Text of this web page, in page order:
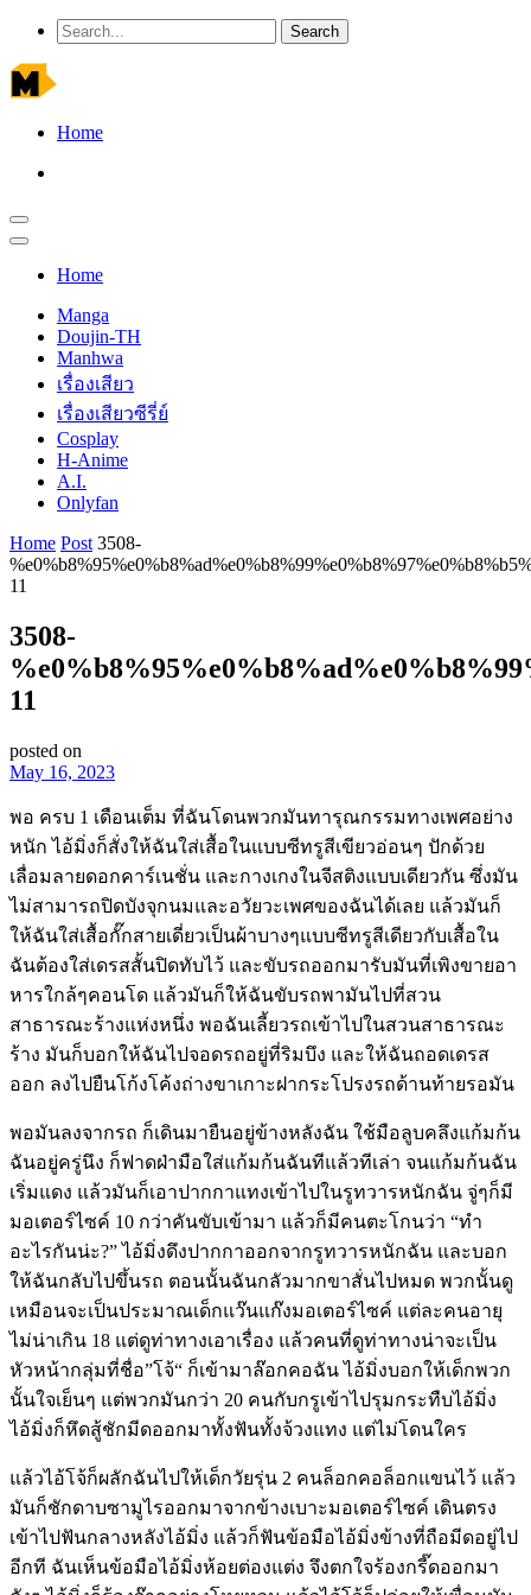
Home
Home
Manga
Doujin-TH
Manhwa
เรื่องเสียว
เรื่องเสียวซีรี่ย์
Cosplay
H-Anime
A.I.
Onlyfan
Home Post 3508-
11
3508-
11
posted on
May 16, 2023
พอ ครบ 1 เดือนเต็ม ที่ฉันโดนพวกมันทารุณกรรมทางเพศอย่าง
หนัก ไอ้มิ่งก็สั่งให้ฉันใส่เสื้อในแบบซีทรูสีเขียวอ่อนๆ ปักด้วย
เลื่อมลายดอกคาร์เนชั่น และกางเกงในจีสติงแบบเดียวกัน ซึ่งมัน
ไม่สามารถปิดบังจุกนมและอวัยวะเพศของฉันได้เลย แล้วมันก็
ให้ฉันใส่เสื้อกั๊กสายเดี่ยวเป็นผ้าบางๆแบบซีทรูสีเดียวกับเสื้อใน
ฉันต้องใส่เดรสสั้นปิดทับไว้ และขับรถออกมารับมันที่เพิงขายอา
หารใกล้ๆคอนโด แล้วมันก็ให้ฉันขับรถพามันไปที่สวน
สาธารณะร้างแห่งหนึ่ง พอฉันเลี้ยวรถเข้าไปในสวนสาธารณะ
ร้าง มันก็บอกให้ฉันไปจอดรถอยู่ที่ริมบึง และให้ฉันถอดเดรส
ออก ลงไปยืนโก้งโค้งถ่างขาเกาะฝากระโปรงรถด้านท้ายรอมัน
พอมันลงจากรถ ก็เดินมายืนอยู่ข้างหลังฉัน ใช้มือลูบคลึงแก้มก้น
ฉันอยู่ครู่นึง ก็ฟาดฝ่ามือใส่แก้มก้นฉันทีแล้วทีเล่า จนแก้มก้นฉัน
เริ่มแดง แล้วมันก็เอาปากกาแทงเข้าไปในรูทวารหนักฉัน จู่ๆก็มี
มอเตอร์ไซค์ 10 กว่าคันขับเข้ามา แล้วก็มีคนตะโกนว่า “ทำ
อะไรกันน่ะ?” ไอ้มิ่งดึงปากกาออกจากรูทวารหนักฉัน และบอก
ให้ฉันกลับไปขึ้นรถ ตอนนั้นฉันกลัวมากขาสั่นไปหมด พวกนั้นดู
เหมือนจะเป็นประมาณเด็กแว๊นแก๊งมอเตอร์ไซค์ แต่ละคนอายุ
ไม่น่าเกิน 18 แต่ดูท่าทางเอาเรื่อง แล้วคนที่ดูท่าทางน่าจะเป็น
หัวหน้ากลุ่มที่ชื่อ”โจ้“ ก็เข้ามาล๊อกคอฉัน ไอ้มิ่งบอกให้เด็กพวก
นั้นใจเย็นๆ แต่พวกมันกว่า 20 คนกับกรูเข้าไปรุมกระทืบไอ้มิ่ง
ไอ้มิ่งก็หึดสู้ชักมีดออกมาทั้งฟันทั้งจ้วงแทง แต่ไม่โดนใคร
แล้วไอ้โจ้ก็ผลักฉันไปให้เด็กวัยรุ่น 2 คนล็อกคอล็อกแขนไว้ แล้ว
มันก็ชักดาบซามูไรออกมาจากข้างเบาะมอเตอร์ไซค์ เดินตรง
เข้าไปฟันกลางหลังไอ้มิ่ง แล้วก็ฟันข้อมือไอ้มิ่งข้างที่ถือมีดอยู่ไป
อีกที ฉันเห็นข้อมือไอ้มิ่งห้อยต่องแต่ง จึงตกใจร้องกรี๊ดออกมา